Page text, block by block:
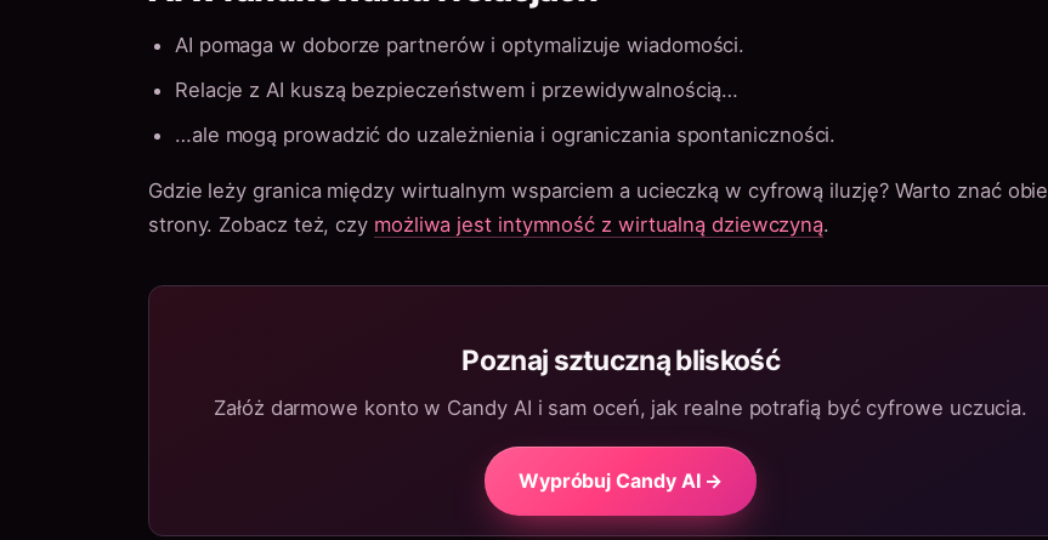
AI pomaga w doborze partnerów i optymalizuje wiadomości.
Relacje z AI kuszą bezpieczeństwem i przewidywalnością…
…ale mogą prowadzić do uzależnienia i ograniczania spontaniczności.
Gdzie leży granica między wirtualnym wsparciem a ucieczką w cyfrową iluzję? Warto znać obie
strony. Zobacz też, czy możliwa jest intymność z wirtualną dziewczyną.
Poznaj sztuczną bliskość
Załóż darmowe konto w Candy AI i sam oceń, jak realne potrafią być cyfrowe uczucia.
Wypróbuj Candy AI →